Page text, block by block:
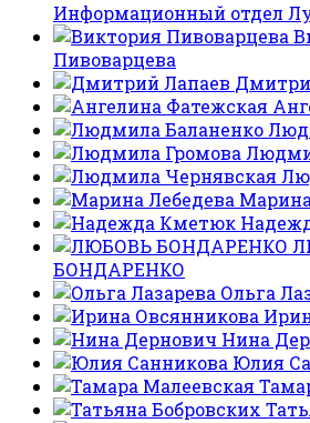
Информационный отдел
Пивоварцева
БОНДАРЕНКО
Ольга
Нина
Юлия